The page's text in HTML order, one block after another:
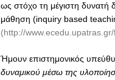
ως στόχο τη μέγιστη δυνατή
μάθηση (inquiry based
(http://
Ήμουν επιστημονικός
δυναμικού μέσω της